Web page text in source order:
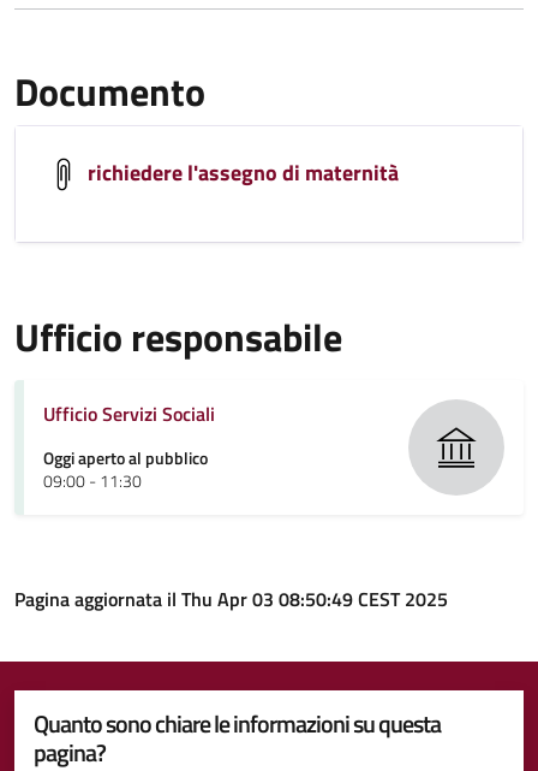
Documento
richiedere l'assegno di maternità
Ufficio responsabile
Ufficio Servizi Sociali
Oggi aperto al pubblico
09:00 - 11:30
Pagina aggiornata il Thu Apr 03 08:50:49 CEST 2025
Quanto sono chiare le informazioni su questa
pagina?